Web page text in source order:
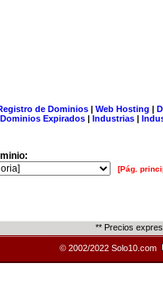
de Dominios| Web Hosting |
Dominios Expirados | Industrias |
[Pág.
** Precios
© 2002/2022 Solo10.com